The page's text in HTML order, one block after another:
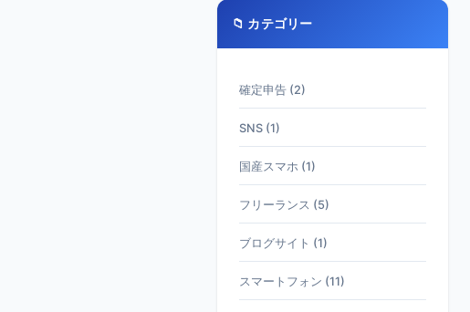
📁 カテゴリー
確定申告 (2)
SNS (1)
国産スマホ (1)
フリーランス (5)
ブログサイト (1)
スマートフォン (11)